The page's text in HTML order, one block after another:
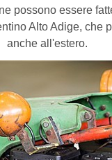
possono essere
Alto Adige, che
anche all'estero.